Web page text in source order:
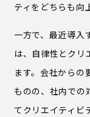
ティをどちらも向
一方で、最近導入
は、自律性とクリ
ます。会社からの
ものの、社内での
てクリエイティビ